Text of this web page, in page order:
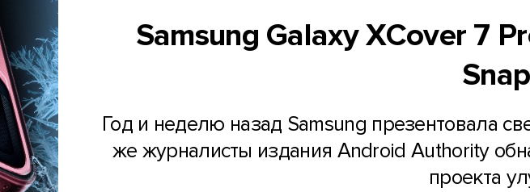
Samsung Galaxy XCover 7
Год и неделю назад Samsung презентовала
же журналисты издания Android Authority
проекта